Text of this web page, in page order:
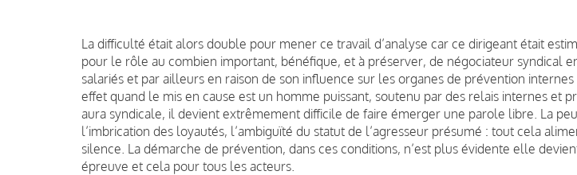
La difficulté était alors double pour mener ce travail d’analyse car ce dirigeant était
pour le rôle au combien important, bénéfique, et à préserver, de négociateur syndical
salariés et par ailleurs en raison de son influence sur les organes de prévention internes
effet quand le mis en cause est un homme puissant, soutenu par des relais internes et
aura syndicale, il devient extrêmement difficile de faire émerger une parole libre. La
l’imbrication des loyautés, l’ambiguïté du statut de l’agresseur présumé : tout cela
silence. La démarche de prévention, dans ces conditions, n’est plus évidente elle
épreuve et cela pour tous les acteurs.